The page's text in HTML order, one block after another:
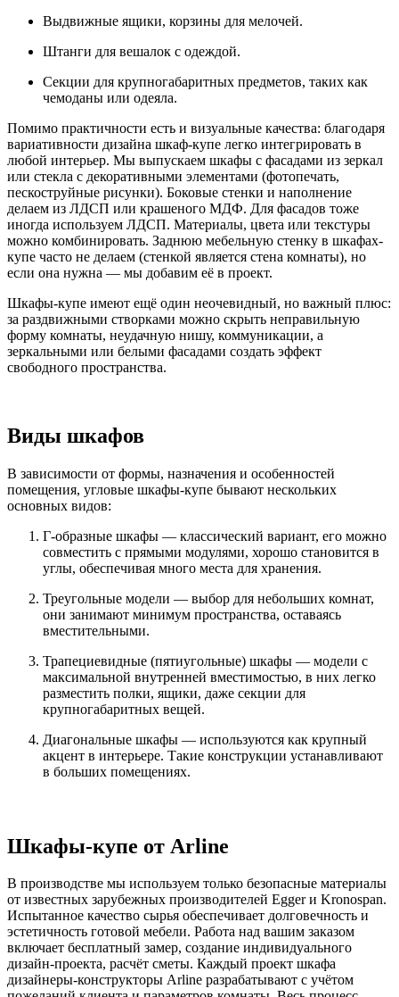
Выдвижные ящики, корзины для мелочей.
Штанги для вешалок с одеждой.
Секции для крупногабаритных предметов, таких как
чемоданы или одеяла.
Помимо практичности есть и визуальные качества: благодаря
вариативности дизайна шкаф-купе легко интегрировать в
любой интерьер. Мы выпускаем шкафы с фасадами из зеркал
или стекла с декоративными элементами (фотопечать,
пескоструйные рисунки). Боковые стенки и наполнение
делаем из ЛДСП или крашеного МДФ. Для фасадов тоже
иногда используем ЛДСП. Материалы, цвета или текстуры
можно комбинировать. Заднюю мебельную стенку в шкафах-
купе часто не делаем (стенкой является стена комнаты), но
если она нужна — мы добавим её в проект.
Шкафы-купе имеют ещё один неочевидный, но важный плюс:
за раздвижными створками можно скрыть неправильную
форму комнаты, неудачную нишу, коммуникации, а
зеркальными или белыми фасадами создать эффект
свободного пространства.
Виды шкафов
В зависимости от формы, назначения и особенностей
помещения, угловые шкафы-купе бывают нескольких
основных видов:
Г-образные шкафы — классический вариант, его можно
совместить с прямыми модулями, хорошо становится в
углы, обеспечивая много места для хранения.
Треугольные модели — выбор для небольших комнат,
они занимают минимум пространства, оставаясь
вместительными.
Трапециевидные (пятиугольные) шкафы — модели с
максимальной внутренней вместимостью, в них легко
разместить полки, ящики, даже секции для
крупногабаритных вещей.
Диагональные шкафы — используются как крупный
акцент в интерьере. Такие конструкции устанавливают
в больших помещениях.
Шкафы-купе от Arline
В производстве мы используем только безопасные материалы
от известных зарубежных производителей Egger и Kronospan.
Испытанное качество сырья обеспечивает долговечность и
эстетичность готовой мебели. Работа над вашим заказом
включает бесплатный замер, создание индивидуального
дизайн-проекта, расчёт сметы. Каждый проект шкафа
дизайнеры-конструкторы Arline разрабатывают с учётом